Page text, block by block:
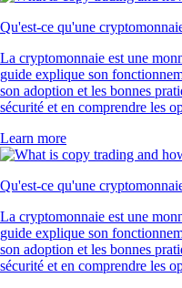
Qu'est-ce qu'une
La cryptomonnaie est une
guide explique son
son adoption et les bonnes
sécurité et en comprendre les
Learn more
Qu'est-ce qu'une
La cryptomonnaie est une
guide explique son
son adoption et les bonnes
sécurité et en comprendre les